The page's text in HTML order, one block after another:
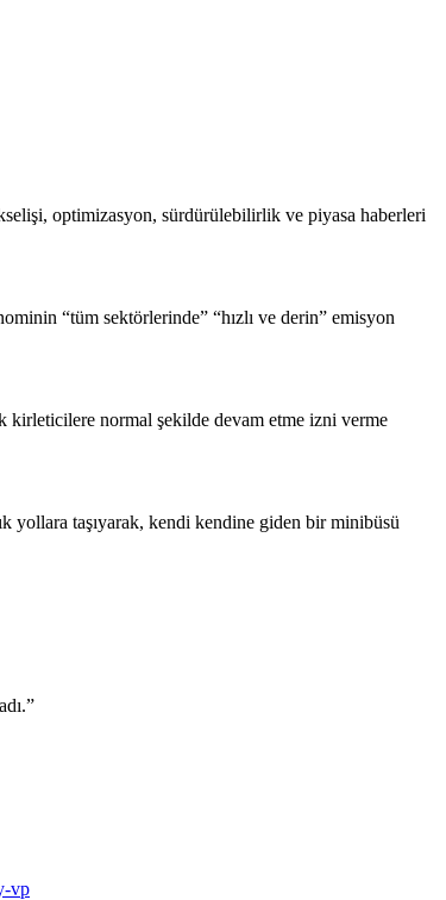
optimizasyon, sürdürülebilirlik ve piyasa haberleri
“tüm sektörlerinde” “hızlı ve derin” emisyon
kirleticilere normal şekilde devam etme izni verme
yollara taşıyarak, kendi kendine giden bir minibüsü
vp